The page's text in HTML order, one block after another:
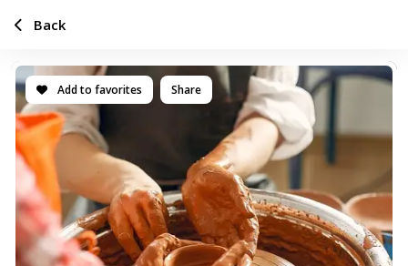
Add to favorites Share
Back